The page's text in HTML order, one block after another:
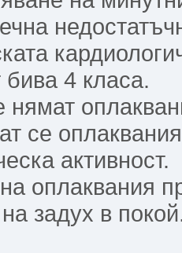
бива 4 класа.
нямат
се
активност.
на оплаквания
задух в